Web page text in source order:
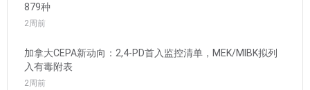
879种
2周前
加拿大CEPA新动向：2,4-PD首入监控清单，MEK/MIBK拟列
入有毒附表
2周前